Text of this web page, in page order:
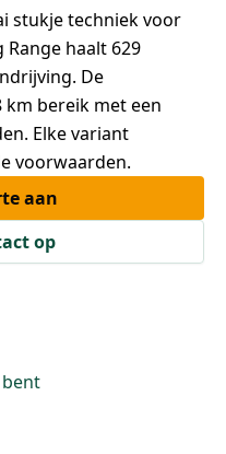
stukje techniek voor
haalt 629
De
bereik met een
Elke variant
voorwaarden.
aan
op